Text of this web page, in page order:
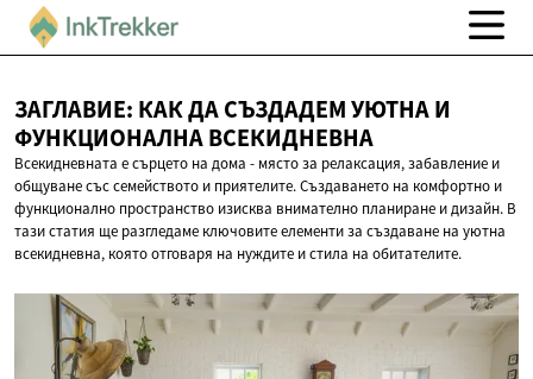
ЗАГЛАВИЕ: КАК ДА СЪЗДАДЕМ УЮТНА И
ФУНКЦИОНАЛНА ВСЕКИДНЕВНА
Всекидневната е сърцето на дома - място за релаксация, забавление и
общуване със семейството и приятелите. Създаването на комфортно и
функционално пространство изисква внимателно планиране и дизайн. В
тази статия ще разгледаме ключовите елементи за създаване на уютна
всекидневна, която отговаря на нуждите и стила на обитателите.